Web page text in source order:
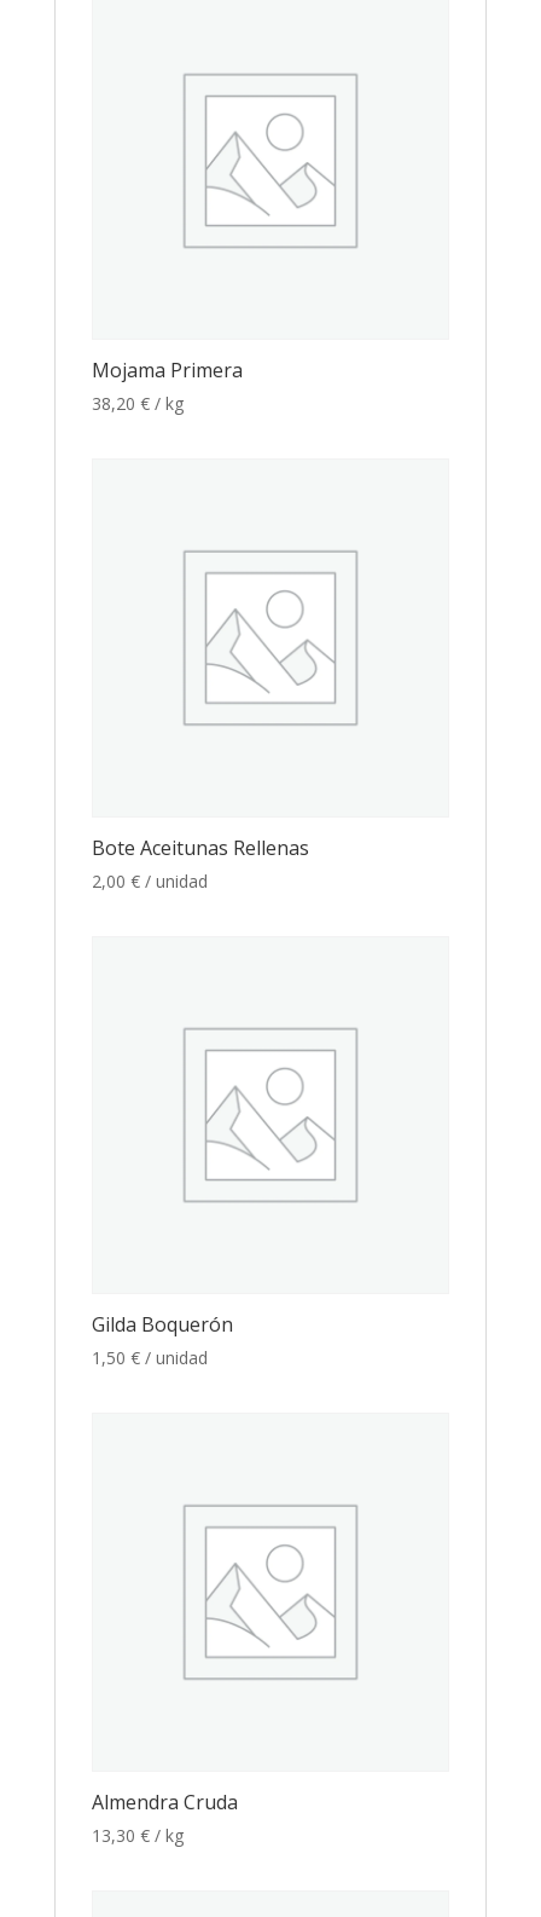
Mojama Primera
38,20 € / kg
Bote Aceitunas Rellenas
2,00 € / unidad
Gilda Boquerón
1,50 € / unidad
Almendra Cruda
13,30 € / kg